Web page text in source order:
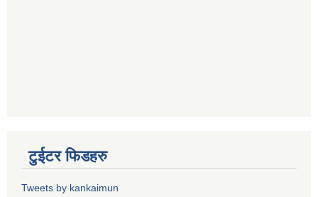
टुईटर फिडहरु
Tweets by kankaimun